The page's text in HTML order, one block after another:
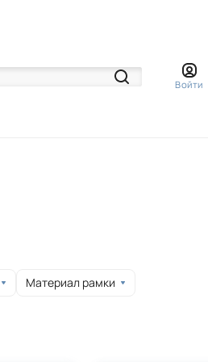
Войти
Материал рамки